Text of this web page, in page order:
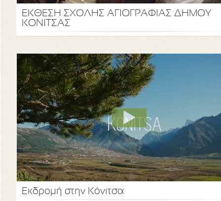
ΕΚΘΕΣΗ ΣΧΟΛΗΣ ΑΓΙΟΓΡΑΦΙΑΣ ΔΗΜΟΥ
ΚΟΝΙΤΣΑΣ
Εκδρομή στην Κόνιτσα